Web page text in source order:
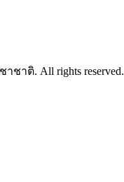
ชาติ. All rights reserved.